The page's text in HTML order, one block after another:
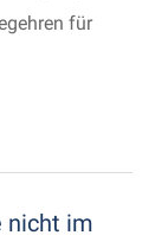
für
nicht im